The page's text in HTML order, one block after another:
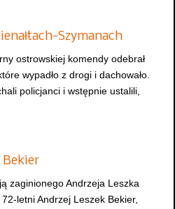
Szymanach
ostrowskiej komendy odebrał
wypadło z drogi i dachowało.
policjanci i wstępnie ustalili,
Bekier
zaginionego Andrzeja Leszka
letni Andrzej Leszek Bekier,